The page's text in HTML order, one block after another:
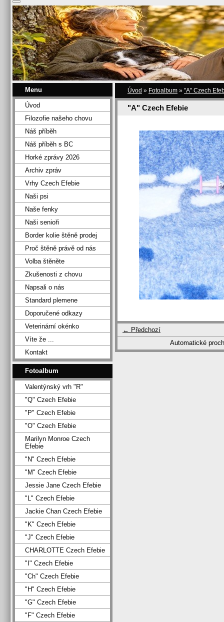
Úvod » Fotoalbum » "A" Czech
"A" Czech Efebie
← Předchozí
Automatické
Menu
Úvod
Filozofie našeho chovu
Náš příběh
Náš příběh s BC
Horké zprávy 2026
Archiv zpráv
Vrhy Czech Efebie
Naši psi
Naše fenky
Naši senioři
Border kolie štěně prodej
Proč štěně právě od nás
Volba štěněte
Zkušenosti z chovu
Napsali o nás
Standard plemene
Doporučené odkazy
Veterinární okénko
Víte že ...
Kontakt
Fotoalbum
Valentýnský vrh "R"
"Q" Czech Efebie
"P" Czech Efebie
"O" Czech Efebie
Marilyn Monroe Czech
Efebie
"N" Czech Efebie
"M" Czech Efebie
Jessie Jane Czech Efebie
"L" Czech Efebie
Jackie Chan Czech Efebie
"K" Czech Efebie
"J" Czech Efebie
CHARLOTTE Czech Efebie
"I" Czech Efebie
"Ch" Czech Efebie
"H" Czech Efebie
"G" Czech Efebie
"F" Czech Efebie